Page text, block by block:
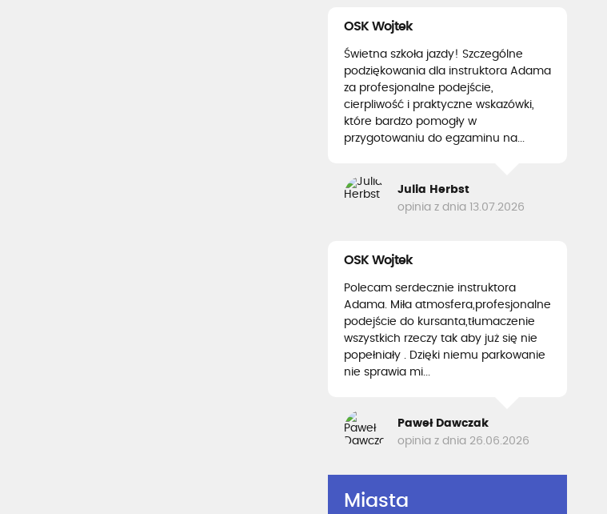
OSK Wojtek
Świetna szkoła jazdy! Szczególne
podziękowania dla instruktora Adama
za profesjonalne podejście,
cierpliwość i praktyczne wskazówki,
które bardzo pomogły w
przygotowaniu do egzaminu na...
Julia Herbst
opinia z dnia 13.07.2026
OSK Wojtek
Polecam serdecznie instruktora
Adama. Miła atmosfera,profesjonalne
podejście do kursanta,tłumaczenie
wszystkich rzeczy tak aby już się nie
popełniały . Dzięki niemu parkowanie
nie sprawia mi...
Paweł Dawczak
opinia z dnia 26.06.2026
Miasta